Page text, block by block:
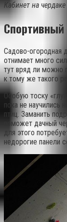
Кабинет на
Спортивный
Садово-огородная
отнимает много
тут вряд ли можно
к тому же такого
Особую тоску
пока не научились
птиц. Заманить
поможет дачный
для этого
недорогие панели